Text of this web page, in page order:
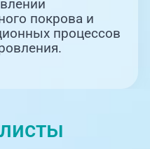
покрова и
процессов